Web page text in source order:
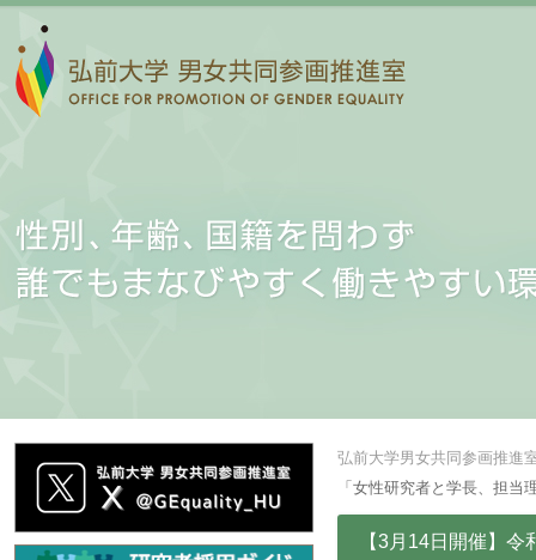
弘前大学男女共同参画推進
「女性研究者と学長、担
【3月14日開催】